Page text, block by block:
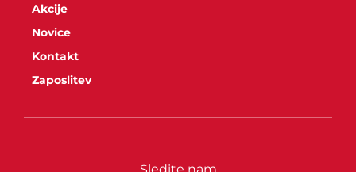
Akcije
Novice
Kontakt
Zaposlitev
Sledite nam